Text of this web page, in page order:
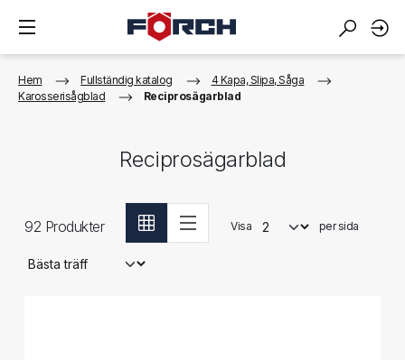
Hem Fullständig katalog
4 Kapa, Slipa, Såga
Karosserisågblad
Reciprosägarblad
Reciprosägarblad
92 Produkter Visa per sida